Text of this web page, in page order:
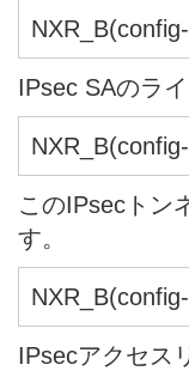
IPsec SAのラ
このIPsecトン
す。
IPsecアクセス